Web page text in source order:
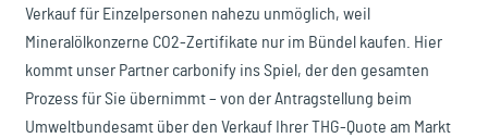
Aktive Terminvereinbarung durch die Werkstatt
Feste Stundensätze und Großkundenrabatte für alle
Kunden
Kostenfreie Mobilitätserhaltung während der Reparatur
durch einen Ersatzwagen (Kleinwagen)
speziellen Lackiertechnik, bei der nicht gleich das
komplette Bauteil inklusive dem angrenzenden Bauteil
lackiert werden muss, um Farbunterschiede zu vermeiden.
Auch bei kleineren Dellen können die Profis schnelle und
unkomplizierte Hilfe bieten. Da der Lack dabei oftmals
Verkauf für Einzelpersonen nahezu unmöglich, weil
Mineralölkonzerne CO2-Zertifikate nur im Bündel kaufen. Hier
kommt unser Partner carbonify ins Spiel, der den gesamten
Prozess für Sie übernimmt – von der Antragstellung beim
Umweltbundesamt über den Verkauf Ihrer THG-Quote am Markt